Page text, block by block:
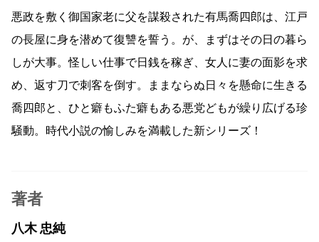
悪政を敷く御国家老に父を謀殺された有馬喬四郎は、江戸
の長屋に身を潜めて復讐を誓う。が、まずはその日の暮ら
しが大事。怪しい仕事で日銭を稼ぎ、女人に妻の面影を求
め、返す刀で刺客を倒す。ままならぬ日々を懸命に生きる
喬四郎と、ひと癖もふた癖もある悪党どもが繰り広げる珍
騒動。時代小説の愉しみを満載した新シリーズ！
著者
八木 忠純